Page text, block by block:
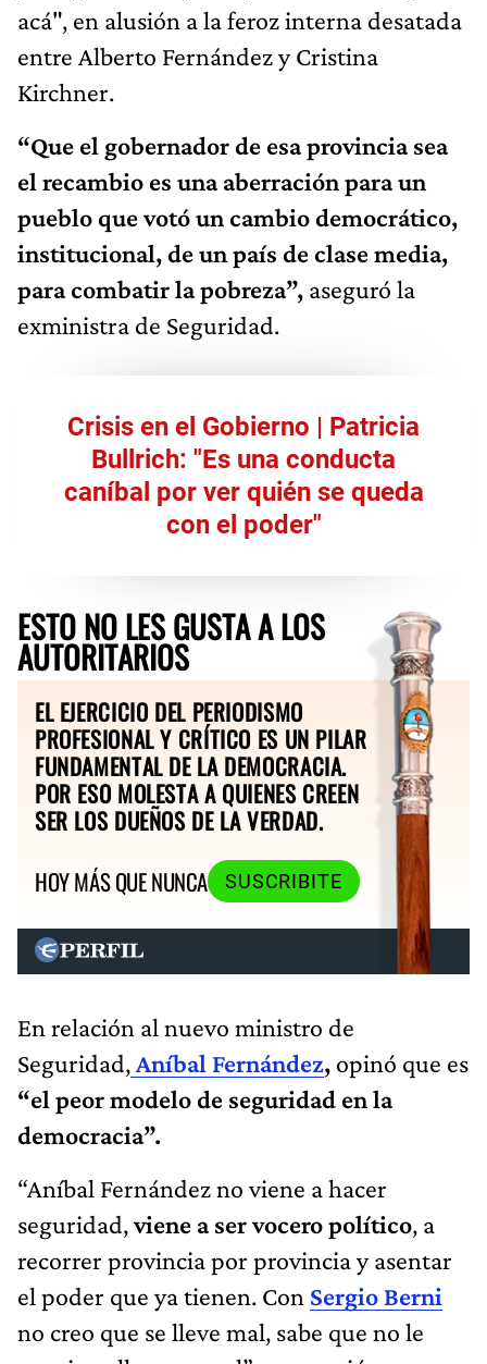
acá", en alusión a la feroz interna desatada
entre Alberto Fernández y Cristina
Kirchner.
“Que el gobernador de esa provincia sea
el recambio es una aberración para un
pueblo que votó un cambio democrático,
institucional, de un país de clase media,
para combatir la pobreza”, aseguró la
exministra de Seguridad.
Crisis en el Gobierno | Patricia
Bullrich: "Es una conducta
caníbal por ver quién se queda
con el poder"
ESTO NO LES GUSTA A LOS
AUTORITARIOS
EL EJERCICIO DEL PERIODISMO
PROFESIONAL Y CRÍTICO ES UN PILAR
FUNDAMENTAL DE LA DEMOCRACIA.
POR ESO MOLESTA A QUIENES CREEN
SER LOS DUEÑOS DE LA VERDAD.
HOY MÁS QUE NUNCA
SUSCRIBITE
En relación al nuevo ministro de
Seguridad,Aníbal Fernández, opinó que es
“el peor modelo de seguridad en la
democracia”.
“Aníbal Fernández no viene a hacer
seguridad,viene a ser vocero político, a
recorrer provincia por provincia y asentar
el poder que ya tienen. Con Sergio Berni
no creo que se lleve mal, sabe que no le